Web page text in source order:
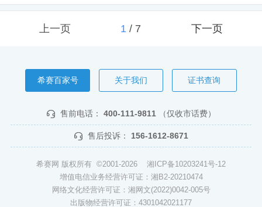
上一页 1/ 7 下一页
希赛百家号 关于我们 证书查询
售前电话： 400-111-9811 （仅收市话费）
售后投诉： 156-1612-8671
希赛网 版权所有 ©2001-2026 湘ICP备10203241号-12
增值电信业务经营许可证：湘B2-20210474
网络文化经营许可证：湘网文(2022)0042-005号
出版物经营许可证：4301042021177